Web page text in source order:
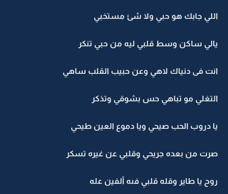
اللي جابك هو حبي ولا شئ مستخبي
يالي ساكن وسط قلبي ليه من حبي تنكر
انت فى دنياك لاهي وعن حبيب القلب ساهي
التغلي مو تباهي حس بشوقي وتذكر
يا دروب الحب صيحي ويا دموع العين طيحي
صرت من بعده جريحي وقلبي عن غيره تسكر
روح يا طاير وقله قلبي فىه ألفين عله